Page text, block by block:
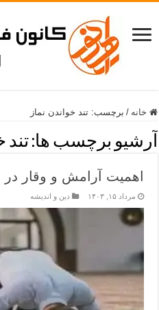
خانه / برچسب:تند خواندن نماز
آرشیو برچسب ها:تند
اهمیت آرامش و وقار در
مرداد ۱۵, ۱۴۰۳ دین و اندیشه